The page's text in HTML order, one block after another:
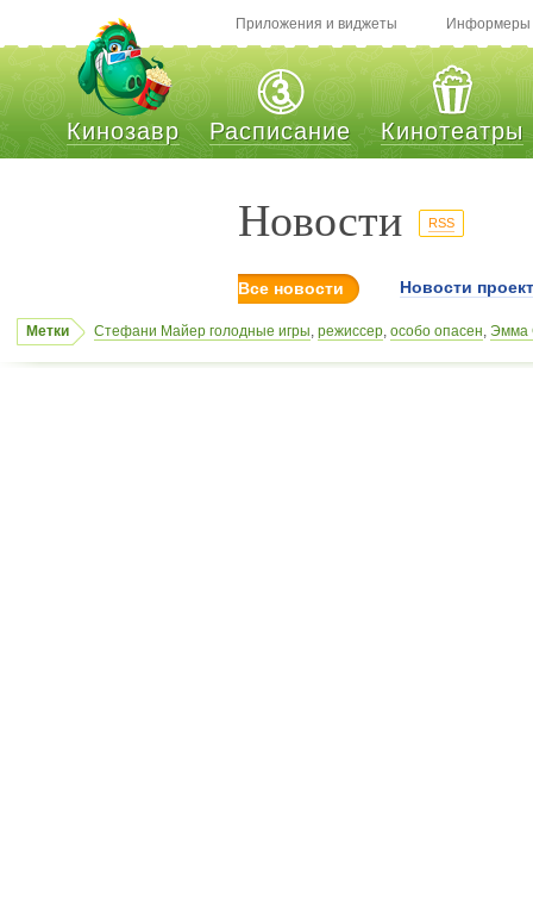
Приложения и виджеты Информеры
Кинозавр Расписание Кинотеатры
Новости RSS
Все новости Новости
Метки Стефани Майер голодные игры, режиссер, особо опасен, Эмма
морской бой,сиквел,актер Марио Касас,комиксы,формат 3D,